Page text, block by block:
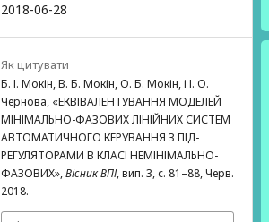
2018-06-28
Як цитувати
Б. І. Мокін, В. Б. Мокін, О. Б. Мокін, і І. О.
Чернова, «ЕКВІВАЛЕНТУВАННЯ МОДЕЛЕЙ
МІНІМАЛЬНО-ФАЗОВИХ ЛІНІЙНИХ СИСТЕМ
АВТОМАТИЧНОГО КЕРУВАННЯ З ПІД-
РЕГУЛЯТОРАМИ В КЛАСІ НЕМІНІМАЛЬНО-
ФАЗОВИХ»,Вісник ВПІ, вип. 3, с. 81–88, Черв.
2018.